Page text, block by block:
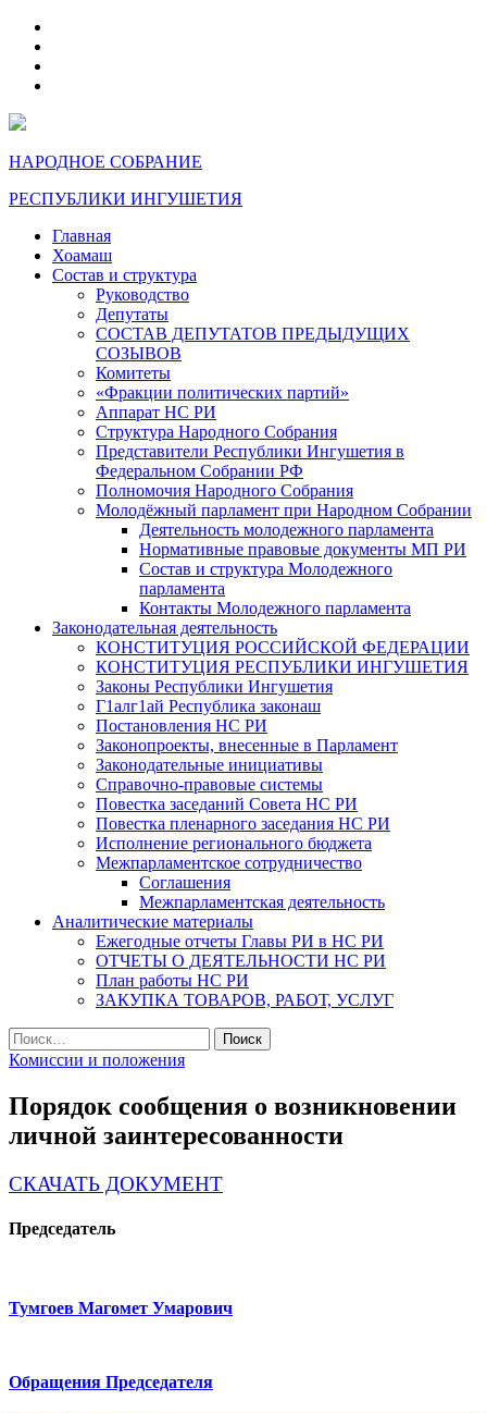
НАРОДНОЕ СОБРАНИЕ
РЕСПУБЛИКИ ИНГУШЕТИЯ
Главная
Хоамаш
Состав и структура
Руководство
Депутаты
СОСТАВ ДЕПУТАТОВ ПРЕДЫДУЩИХ
СОЗЫВОВ
Комитеты
«Фракции политических партий»
Аппарат НС РИ
Структура Народного Собрания
Представители Республики Ингушетия в
Федеральном Собрании РФ
Полномочия Народного Собрания
Молодёжный парламент при Народном Собрании
Деятельность молодежного парламента
Нормативные правовые документы МП РИ
Состав и структура Молодежного
парламента
Контакты Молодежного парламента
Законодательная деятельность
КОНСТИТУЦИЯ РОССИЙСКОЙ ФЕДЕРАЦИИ
КОНСТИТУЦИЯ РЕСПУБЛИКИ ИНГУШЕТИЯ
Законы Республики Ингушетия
Г1алг1ай Республика законаш
Постановления НС РИ
Законопроекты, внесенные в Парламент
Законодательные инициативы
Справочно-правовые системы
Повестка заседаний Совета НС РИ
Повестка пленарного заседания НС РИ
Исполнение регионального бюджета
Межпарламентское сотрудничество
Соглашения
Межпарламентская деятельность
Аналитические материалы
Ежегодные отчеты Главы РИ в НС РИ
ОТЧЕТЫ О ДЕЯТЕЛЬНОСТИ НС РИ
План работы НС РИ
ЗАКУПКА ТОВАРОВ, РАБОТ, УСЛУГ
Найти:
Комиссии и положения
Порядок сообщения о возникновении
личной заинтересованности
СКАЧАТЬ ДОКУМЕНТ
Председатель
Тумгоев Магомет Умарович
Обращения Председателя